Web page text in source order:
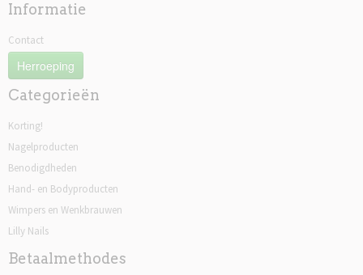
Informatie
Contact
Herroeping
Categorieën
Korting!
Nagelproducten
Benodigdheden
Hand- en Bodyproducten
Wimpers en Wenkbrauwen
Lilly Nails
Betaalmethodes